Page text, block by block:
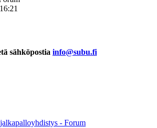
sähköpostia info@subu.fi
- Forum